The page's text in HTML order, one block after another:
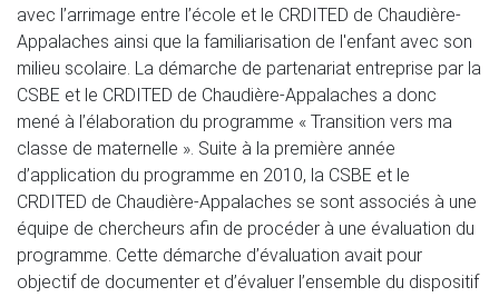
avec l’arrimage entre l’école et le CRDITED de Chaudière-
Appalaches ainsi que la familiarisation de l'enfant avec son
milieu scolaire. La démarche de partenariat entreprise par la
CSBE et le CRDITED de Chaudière-Appalaches a donc
mené à l’élaboration du programme « Transition vers ma
classe de maternelle ». Suite à la première année
d’application du programme en 2010, la CSBE et le
CRDITED de Chaudière-Appalaches se sont associés à une
équipe de chercheurs afin de procéder à une évaluation du
programme. Cette démarche d’évaluation avait pour
objectif de documenter et d’évaluer l’ensemble du dispositif